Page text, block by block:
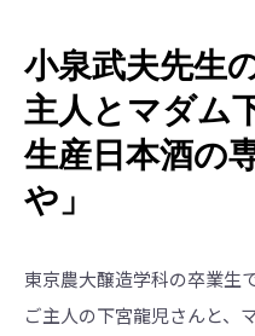
小泉武夫先生
主人とマダム
生産日本酒の
や」
東京農大醸造学科の卒業生
ご主人の下宮龍児さんと、